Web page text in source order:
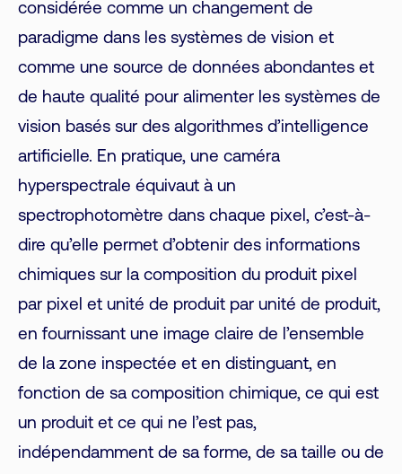
considérée comme un changement de
paradigme dans les systèmes de vision et
comme une source de données abondantes et
de haute qualité pour alimenter les systèmes de
vision basés sur des algorithmes d’intelligence
artificielle. En pratique, une caméra
hyperspectrale équivaut à un
spectrophotomètre dans chaque pixel, c’est-à-
dire qu’elle permet d’obtenir des informations
chimiques sur la composition du produit pixel
par pixel et unité de produit par unité de produit,
en fournissant une image claire de l’ensemble
de la zone inspectée et en distinguant, en
fonction de sa composition chimique, ce qui est
un produit et ce qui ne l’est pas,
indépendamment de sa forme, de sa taille ou de